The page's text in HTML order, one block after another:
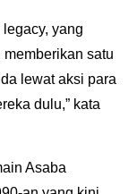
yang
satu
lewat aksi para
dulu,” kata
Asaba